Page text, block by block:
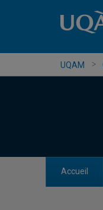
UQAM
Accueil